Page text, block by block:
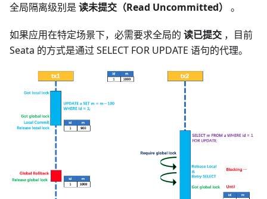
全局隔离级别是 读未提交（Read Uncommitted） 。
如果应用在特定场景下，必需要求全局的 读已提交 ，目前
Seata 的方式是通过 SELECT FOR UPDATE 语句的代理。